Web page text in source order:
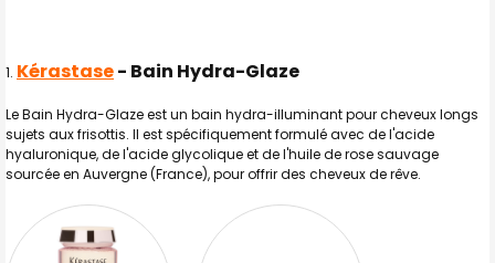
TOUT
SELECTIONNER
J'AJOUTE
LA
SÉLECTION
AU PANIER
Kérastase- Bain Hydra-Glaze
Le Bain Hydra-Glaze est un bain hydra-illuminant pour cheveux longs
sujets aux frisottis. Il est spécifiquement formulé avec de l'acide
hyaluronique, de l'acide glycolique et de l'huile de rose sauvage
sourcée en Auvergne (France), pour offrir des cheveux de rêve.